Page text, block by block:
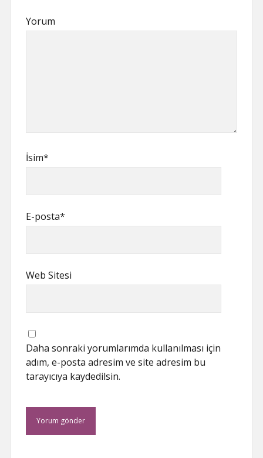
Yorum
İsim*
E-posta*
Web Sitesi
Daha sonraki yorumlarımda kullanılması için
adım, e-posta adresim ve site adresim bu
tarayıcıya kaydedilsin.